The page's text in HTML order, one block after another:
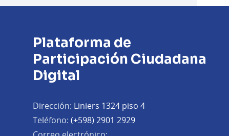
Plataforma de
Participación Ciudadana
Digital
Dirección: Liniers 1324 piso 4
Teléfono: (+598) 2901 2929